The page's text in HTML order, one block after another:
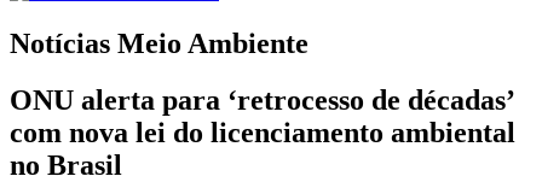
Notícias Meio Ambiente
ONU alerta para ‘retrocesso de décadas’
com nova lei do licenciamento ambiental
no Brasil